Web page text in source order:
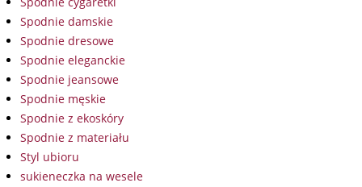
Spodnie damskie
Spodnie dresowe
Spodnie eleganckie
Spodnie jeansowe
Spodnie męskie
Spodnie z ekoskóry
Spodnie z materiału
Styl ubioru
sukieneczka na wesele